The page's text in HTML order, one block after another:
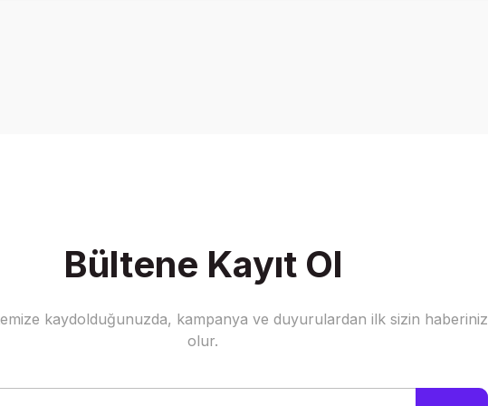
Gönder
Bültene Kayıt Ol
kaydolduğunuzda, kampanya ve duyurulardan ilk sizin haberiniz
olur.